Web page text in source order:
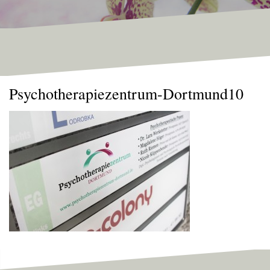
Psychotherapiezentrum-Dortmund10